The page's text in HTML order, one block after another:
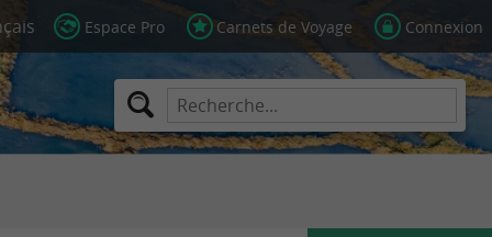
Espace Pro Carnets de Voyage Connexion